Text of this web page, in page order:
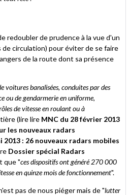
redoubler de prudence à la vue d'un
de circulation) pour éviter de se faire
de la route dont sa présence
voitures banalisées, conduites par des
ou de gendarmerie en uniforme,
de vitesse en roulant ou à
(lire lire MNC du 28 février 2013
les nouveaux radars
2013 : 26 nouveaux radars mobiles
Dossier spécial Radars
que "ces dispositifs ont généré 270 000
en quinze mois de fonctionnement".
pas de nous piéger mais de "lutter